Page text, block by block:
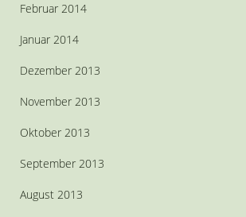
Februar 2014
Januar 2014
Dezember 2013
November 2013
Oktober 2013
September 2013
August 2013